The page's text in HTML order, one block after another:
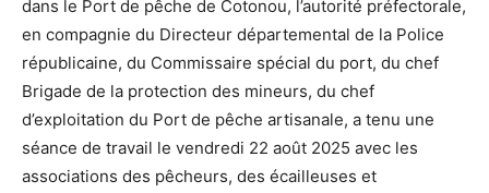
dans le Port de pêche de Cotonou, l’autorité préfectorale,
en compagnie du Directeur départemental de la Police
républicaine, du Commissaire spécial du port, du chef
Brigade de la protection des mineurs, du chef
d’exploitation du Port de pêche artisanale, a tenu une
séance de travail le vendredi 22 août 2025 avec les
associations des pêcheurs, des écailleuses et